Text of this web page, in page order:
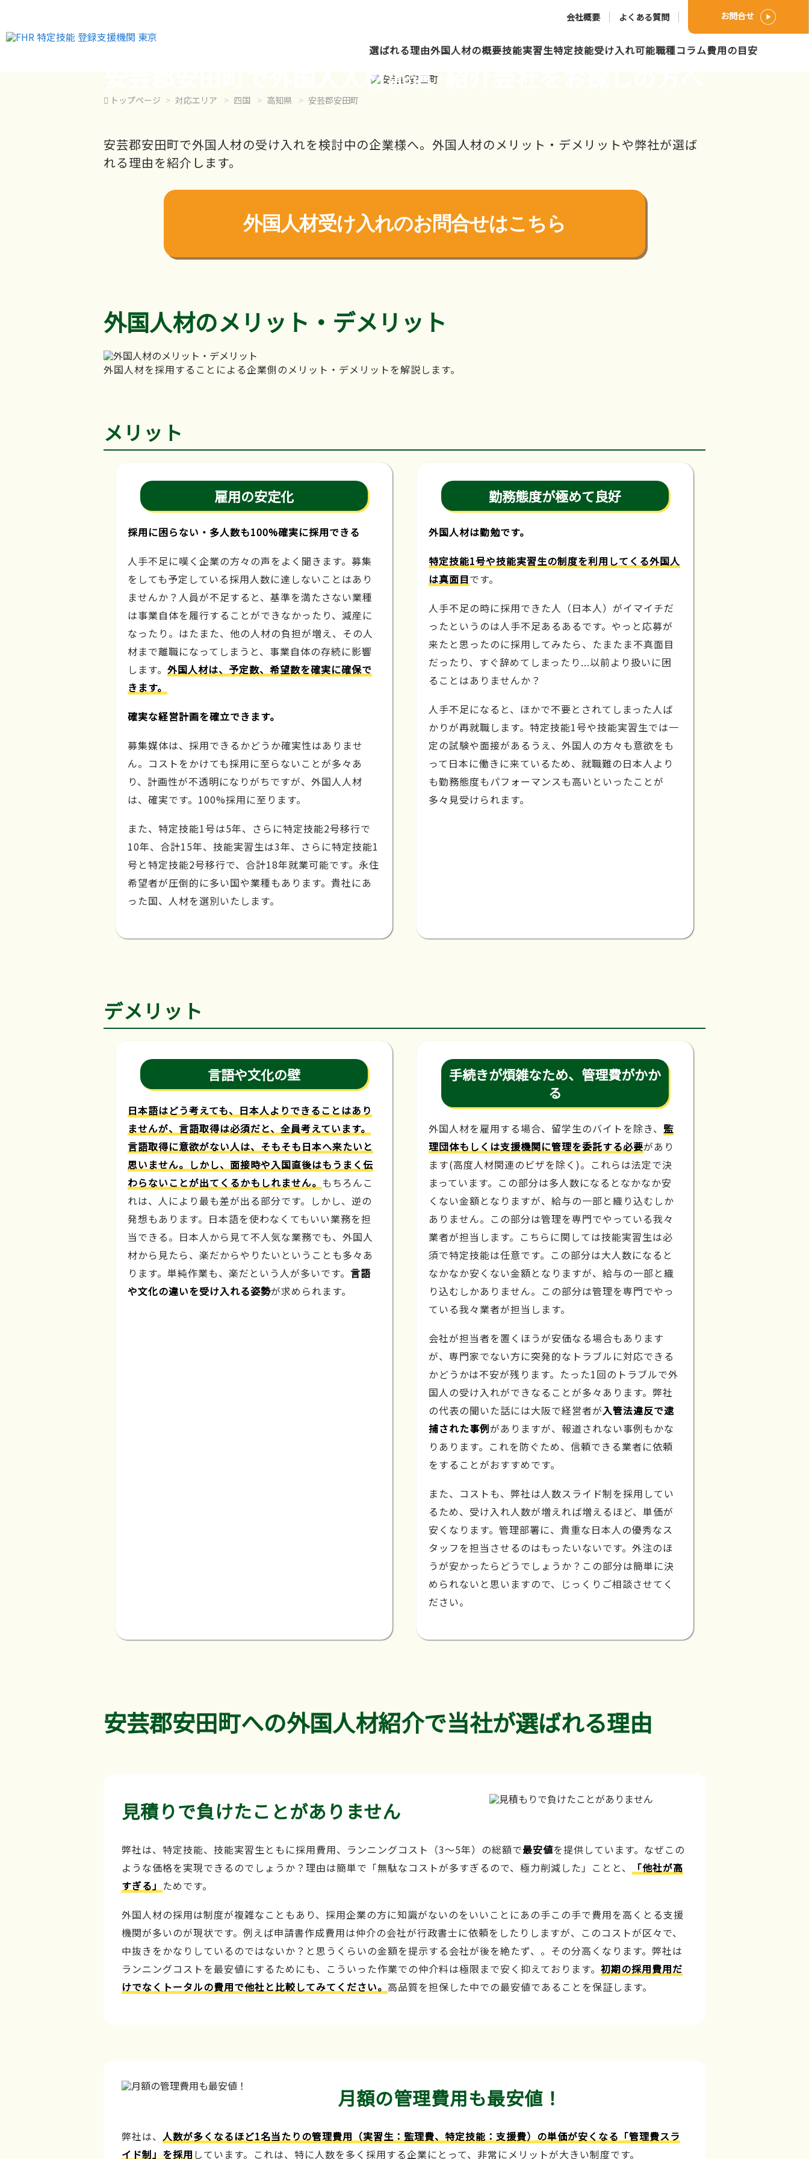
会社概要 よくある質問 お問合せ
選ばれる理由外国人材の概要技能実習生特定技能受け入れ可能職種コラム費用の目安
安芸郡安田町で外国人人材派遣･紹介会社をお探しの方へ
トップページ 対応エリア 四国 高知県 安芸郡安田町
安芸郡安田町で外国人材の受け入れを検討中の企業様へ。外国人材のメリット・デメリットや弊社が選ば
れる理由を紹介します。
外国人材受け入れのお問合せはこちら
外国人材のメリット・デメリット
外国人材を採用することによる企業側のメリット・デメリットを解説します。
メリット
雇用の安定化
採用に困らない・多人数も100%確実に採用できる
人手不足に嘆く企業の方々の声をよく聞きます。募集
をしても予定している採用人数に達しないことはあり
ませんか？人員が不足すると、基準を満たさない業種
は事業自体を履行することができなかったり、減産に
なったり。はたまた、他の人材の負担が増え、その人
材まで離職になってしまうと、事業自体の存続に影響
します。 外国人材は、予定数、希望数を確実に確保で
きます。
確実な経営計画を確立できます。
募集媒体は、採用できるかどうか確実性はありませ
ん。コストをかけても採用に至らないことが多々あ
り、計画性が不透明になりがちですが、外国人人材
は、確実です。100%採用に至ります。
また、特定技能1号は5年、さらに特定技能2号移行で
10年、合計15年、技能実習生は3年、さらに特定技能1
号と特定技能2号移行で、合計18年就業可能です。永住
希望者が圧倒的に多い国や業種もあります。貴社にあ
った国、人材を選別いたします。
勤務態度が極めて良好
外国人材は勤勉です。
特定技能1号や技能実習生の制度を利用してくる外国人
は真面目です。
人手不足の時に採用できた人（日本人）がイマイチだ
ったというのは人手不足あるあるです。やっと応募が
来たと思ったのに採用してみたら、たまたま不真面目
だったり、すぐ辞めてしまったり...以前より扱いに困
ることはありませんか？
人手不足になると、ほかで不要とされてしまった人ば
かりが再就職します。特定技能1号や技能実習生では一
定の試験や面接があるうえ、外国人の方々も意欲をも
って日本に働きに来ているため、就職難の日本人より
も勤務態度もパフォーマンスも高いといったことが
多々見受けられます。
デメリット
言語や文化の壁
日本語はどう考えても、日本人よりできることはあり
ませんが、言語取得は必須だと、全員考えています。
言語取得に意欲がない人は、そもそも日本へ来たいと
思いません。しかし、面接時や入国直後はもうまく伝
わらないことが出てくるかもしれません。 もちろんこ
れは、人により最も差が出る部分です。しかし、逆の
発想もあります。日本語を使わなくてもいい業務を担
当できる。日本人から見て不人気な業務でも、外国人
材から見たら、楽だからやりたいということも多々あ
ります。単純作業も、楽だという人が多いです。 言語
や文化の違いを受け入れる姿勢が求められます。
手続きが煩雑なため、管理費がかか
る
外国人材を雇用する場合、留学生のバイトを除き、 監
理団体もしくは支援機関に管理を委託する必要があり
ます(高度人材関連のビザを除く)。これらは法定で決
まっています。この部分は多人数になるとなかなか安
くない金額となりますが、給与の一部と織り込むしか
ありません。この部分は管理を専門でやっている我々
業者が担当します。こちらに関しては技能実習生は必
須で特定技能は任意です。この部分は大人数になると
なかなか安くない金額となりますが、給与の一部と織
り込むしかありません。この部分は管理を専門でやっ
ている我々業者が担当します。
会社が担当者を置くほうが安価なる場合もあります
が、専門家でない方に突発的なトラブルに対応できる
かどうかは不安が残ります。たった1回のトラブルで外
国人の受け入れができなることが多々あります。弊社
の代表の聞いた話には大阪で経営者が入管法違反で逮
捕された事例がありますが、報道されない事例もかな
りあります。これを防ぐため、信頼できる業者に依頼
をすることがおすすめです。
また、コストも、弊社は人数スライド制を採用してい
るため、受け入れ人数が増えれば増えるほど、単価が
安くなります。管理部署に、貴重な日本人の優秀なス
タッフを担当させるのはもったいないです。外注のほ
うが安かったらどうでしょうか？この部分は簡単に決
められないと思いますので、じっくりご相談させてく
ださい。
安芸郡安田町への外国人材紹介で当社が選ばれる理由
見積りで負けたことがありません
弊社は、特定技能、技能実習生ともに採用費用、ランニングコスト（3～5年）の総額で最安値を提供しています。なぜこの
ような価格を実現できるのでしょうか？理由は簡単で「無駄なコストが多すぎるので、極力削減した」ことと、
「他社が高
すぎる」 ためです。
外国人材の採用は制度が複雑なこともあり、採用企業の方に知識がないのをいいことにあの手この手で費用を高くとる支援
機関が多いのが現状です。例えば申請書作成費用は仲介の会社が行政書士に依頼をしたりしますが、このコストが区々で、
中抜きをかなりしているのではないか？と思うくらいの金額を提示する会社が後を絶たず、。その分高くなります。弊社は
ランニングコストを最安値にするためにも、こういった作業での仲介料は極限まで安く抑えております。 初期の採用費用だ
けでなくトータルの費用で他社と比較してみてください。 高品質を担保した中での最安値であることを保証します。
月額の管理費用も最安値！
弊社は、 人数が多くなるほど1名当たりの管理費用（実習生：監理費、特定技能：支援費）の単価が安くなる「管理費スラ
イド制」を採用 しています。これは、特に人数を多く採用する企業にとって、非常にメリットが大きい制度です。